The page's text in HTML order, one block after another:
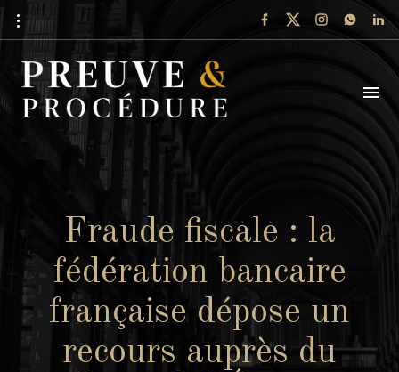
Fraude fiscale : la
fédération bancaire
française dépose un
recours auprès du